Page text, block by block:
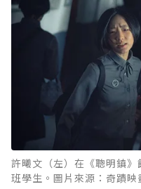
許曦文（左）在《聰明鎮
班學生。圖片來源：奇蹟映